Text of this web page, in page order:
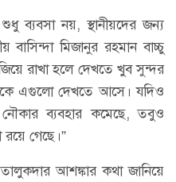
ব্যবসা নয়, স্থানীয়দের জন্য
মিজানুর রহমান বাচ্চু
রাখা হলে দেখতে খুব সুন্দর
এগুলো দেখতে আসে। যদিও
ব্যবহার কমেছে, তবুও
গেছে।”
আশঙ্কার কথা জানিয়ে